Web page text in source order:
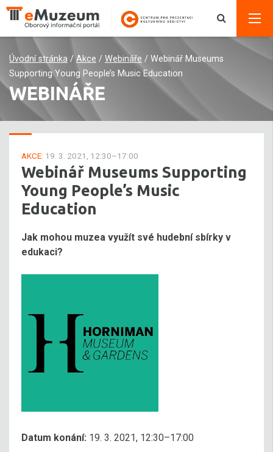
Úvodní stránka / Akce / Webináře / Webinář Museums
Supporting Young People’s Music Education
WEBINÁŘE
AKCE: 19. 3. 2021, 12:30–17:00
Webinář Museums Supporting
Young People’s Music
Education
Jak mohou muzea využít své hudební sbírky v
edukaci?
Datum konání: 19. 3. 2021, 12:30–17:00